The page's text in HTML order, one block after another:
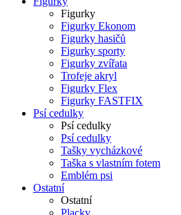
Figurky
Figurky Ekonom
Figurky hasičů
Figurky sporty
Figurky zvířata
Trofeje akryl
Figurky Flex
Figurky FASTFIX
Psí cedulky
Psí cedulky
Psí cedulky
Tašky vycházkové
Taška s vlastním fotem
Emblém psi
Ostatní
Ostatní
Placky